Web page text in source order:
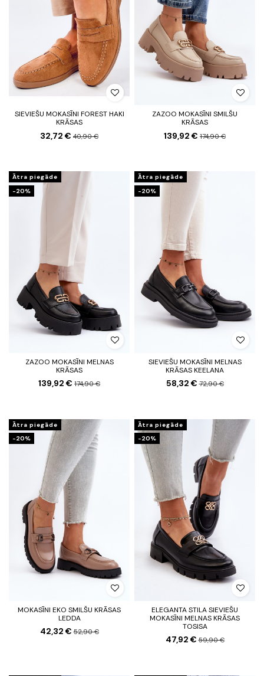
SIEVIEŠU MOKASĪNI FOREST HAKI
KRĀSAS
32,72 € 40,90 €
ZAZOO MOKASĪNI SMILŠU
KRĀSAS
139,92 € 174,90 €
Ātra piegāde
-20%
ZAZOO MOKASĪNI MELNAS
KRĀSAS
139,92 € 174,90 €
Ātra piegāde
-20%
SIEVIEŠU MOKASĪNI MELNAS
KRĀSAS KEELANA
58,32 €72,90 €
Ātra piegāde
-20%
MOKASĪNI EKO SMILŠU KRĀSAS
LEDDA
42,32 €52,90 €
Ātra piegāde
-20%
ELEGANTA STILA SIEVIEŠU
MOKASĪNI MELNAS KRĀSAS
TOSISA
47,92 €59,90 €